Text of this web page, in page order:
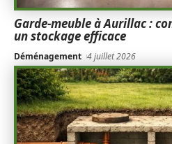
Garde-meuble à Aurillac :
un stockage efficace
Déménagement 4 juillet 2026